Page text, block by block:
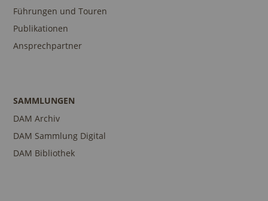
Führungen und Touren
Publikationen
Ansprechpartner
SAMMLUNGEN
DAM Archiv
DAM Sammlung Digital
DAM Bibliothek